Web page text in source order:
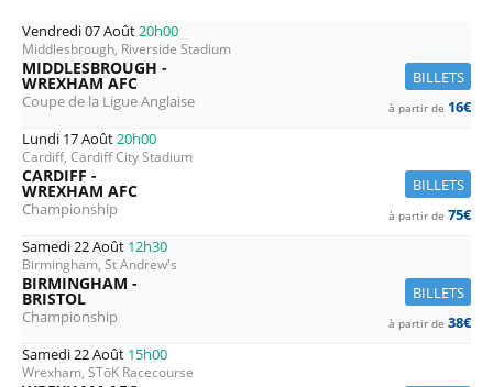
Vendredi 07 Août20h00
Middlesbrough, Riverside Stadium
BILLETS
MIDDLESBROUGH -
WREXHAM AFC
Coupe de la Ligue Anglaise à partir de 16€
Lundi 17 Août20h00
Cardiff, Cardiff City Stadium
BILLETS
CARDIFF -
WREXHAM AFC
Championship à partir de 75€
Samedi 22 Août 12h30
Birmingham, St Andrew's
BILLETS
BIRMINGHAM -
BRISTOL
Championship à partir de 38€
Samedi 22 Août 15h00
Wrexham, STōK Racecourse